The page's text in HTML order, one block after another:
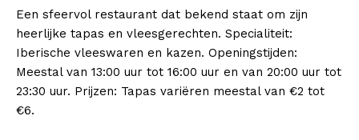
Een sfeervol restaurant dat bekend staat om zijn
heerlijke tapas en vleesgerechten. Specialiteit:
Iberische vleeswaren en kazen. Openingstijden:
Meestal van 13:00 uur tot 16:00 uur en van 20:00 uur tot
23:30 uur. Prijzen: Tapas variëren meestal van €2 tot
€6.